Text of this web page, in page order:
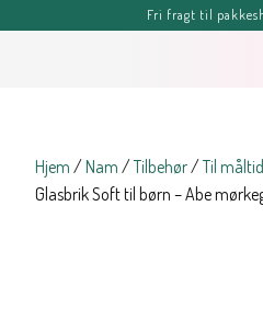
Fri fragt til
Hjem /Nam /Tilbehør/Til
Glasbrik Soft til børn – Abe
FERIE-